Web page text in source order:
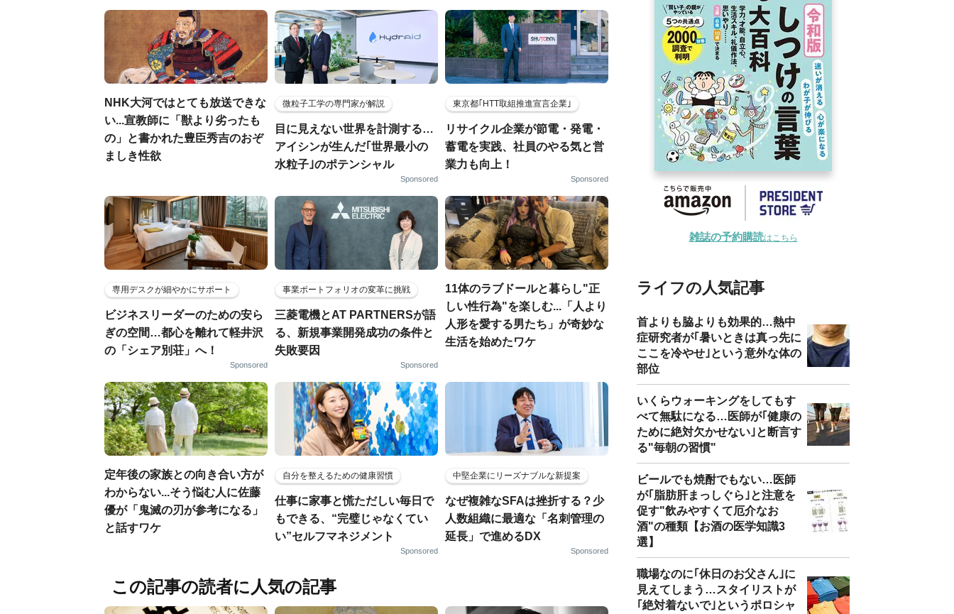
NHK大河ではとても放送できな
い...宣教師に「獣より劣ったも
の」と書かれた豊臣秀吉のおぞ
ましき性欲
微粒子工学の専門家が解説
目に見えない世界を計測する…
アイシンが生んだ｢世界最小の
水粒子｣のポテンシャル
Sponsored
東京都｢HTT取組推進宣言企業｣
リサイクル企業が節電・発電・
蓄電を実践、社員のやる気と営
業力も向上！
Sponsored
専用デスクが細やかにサポート
ビジネスリーダーのための安ら
ぎの空間…都心を離れて軽井沢
の「シェア別荘」へ！
Sponsored
事業ポートフォリオの変革に挑戦
三菱電機とAT PARTNERSが語
る、新規事業開発成功の条件と
失敗要因
Sponsored
11体のラブドールと暮らし"正
しい性行為"を楽しむ...「人より
人形を愛する男たち」が奇妙な
生活を始めたワケ
定年後の家族との向き合い方が
わからない...そう悩む人に佐藤
優が「鬼滅の刃が参考になる」
と話すワケ
自分を整えるための健康習慣
仕事に家事と慌ただしい毎日で
もできる、“完璧じゃなくてい
い”セルフマネジメント
Sponsored
中堅企業にリーズナブルな新提案
なぜ複雑なSFAは挫折する？少
人数組織に最適な「名刺管理の
延長」で進めるDX
Sponsored
この記事の読者に人気の記事
雑誌の予約購読はこちら
ライフの人気記事
首よりも脇よりも効果的…熱中
症研究者が｢暑いときは真っ先に
ここを冷やせ｣という意外な体の
部位
いくらウォーキングをしてもす
べて無駄になる…医師が｢健康の
ために絶対欠かせない｣と断言す
る"毎朝の習慣"
ビールでも焼酎でもない…医師
が｢脂肪肝まっしぐら｣と注意を
促す"飲みやすくて厄介なお
酒"の種類【お酒の医学知識3
選】
職場なのに｢休日のお父さん｣に
見えてしまう…スタイリストが
｢絶対着ないで｣というポロシャ